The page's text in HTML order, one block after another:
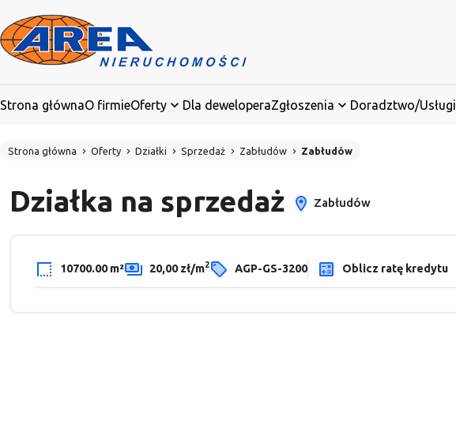
Strona głównaO firmieOferty Dla deweloperaZgłoszenia Doradztwo/Usługi
Strona główna Oferty Działki Sprzedaż Zabłudów Zabłudów
Działka na sprzedaż Zabłudów
10700.00 m² 20,00 zł/m2 AGP-GS-3200 Oblicz ratę kredytu